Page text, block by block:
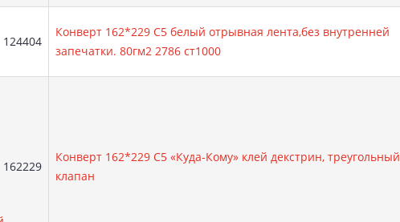
Артикул:
124404
Конверт 162*229 С5 белый отрывная лента,без внутренней
запечатки. 80гм2 2786 ст1000
Артикул:
162229
Конверт 162*229 С5 «Куда-Кому» клей декстрин, треугольный
клапан